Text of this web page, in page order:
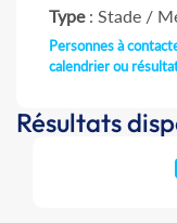
Type: Stade /
Personnes à
calendrier ou
Résultats